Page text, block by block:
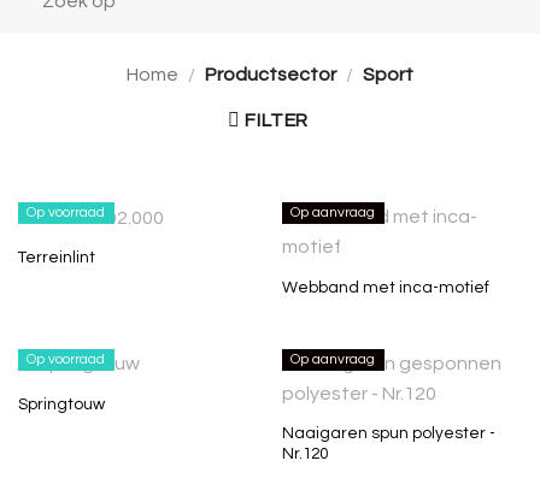
Home / Productsector / Sport
FILTER
Op voorraad
Terreinlint
Op aanvraag
Webband met inca-motief
Op voorraad
Springtouw
Op aanvraag
Naaigaren spun polyester -
Nr.120